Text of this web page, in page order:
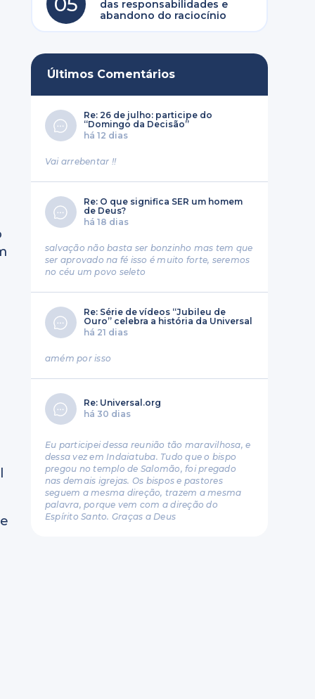
das responsabilidades e
abandono do raciocínio
Últimos Comentários
Re: 26 de julho: participe do
“Domingo da Decisão”
há 12 dias
Vai arrebentar !!
Re: O que significa SER um homem
de Deus?
há 18 dias
salvação não basta ser bonzinho mas tem que
ser aprovado na fé isso é muito forte, seremos
no céu um povo seleto
Re: Série de vídeos “Jubileu de
Ouro” celebra a história da Universal
há 21 dias
amém por isso
Re: Universal.org
há 30 dias
Eu participei dessa reunião tão maravilhosa, e
dessa vez em Indaiatuba. Tudo que o bispo
pregou no templo de Salomão, foi pregado
nas demais igrejas. Os bispos e pastores
seguem a mesma direção, trazem a mesma
palavra, porque vem com a direção do
Espírito Santo. Graças a Deus